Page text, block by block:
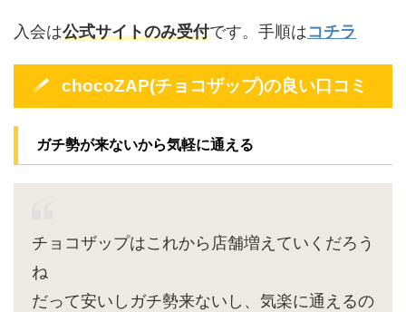
入会は公式サイトのみ受付です。手順はコチラ
chocoZAP(チョコザップ)の良い口コミ
ガチ勢が来ないから気軽に通える
チョコザップはこれから店舗増えていくだろう
ね
だって安いしガチ勢来ないし、気楽に通えるの